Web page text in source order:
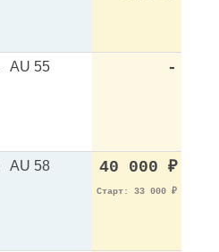
AU 55 -
AU 58 40 000 ₽
Старт: 33 000 ₽